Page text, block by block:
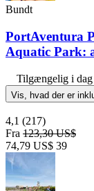
Bundt
PortAventura
Aquatic Park:
Tilgængelig i dag
Vis, hvad der er
4,1 (217)
Fra 123,30 US$
74,79 US$ 39